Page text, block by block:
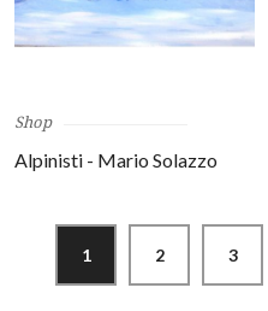
Shop
Alpinisti - Mario Solazzo
1 2 3